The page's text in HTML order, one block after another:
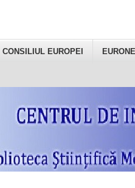
CONSILIUL EUROPEI